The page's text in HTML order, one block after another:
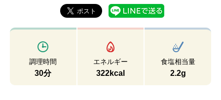
調理時間
30分
エネルギー
322kcal
食塩相当量
2.2g